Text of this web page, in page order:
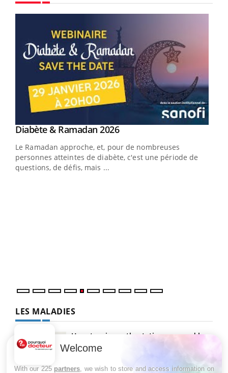
Youtube
Diabète & Ramadan 2026Youtube
Le Ramadan approche, et, pour de nombreuses
personnes atteintes de diabète, c'est une période de
questions, de défis, mais ...
LES MALADIES
Hypotension orthostatique : quand la
pression artérielle chute au lever
Welcome
With our 225 partners , we wish to store and access information on